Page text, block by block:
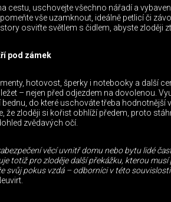
cestu, uschovejte všechno nářadí a
vše uzamknout, ideálně petlicí či
osviťte světlem s čidlem, abyste zloději
pod zámek
hotovost, šperky i notebooky a další
– nejen před odjezdem na dovolenou.
do které uschováte třeba hodnotnější
že zloději si kořist obhlíží předem, proto
zvědavých očí.
věcí uvnitř domu nebo bytu lidé
totiž pro zloděje další překážku, kterou
svůj pokus vzdá – odborníci v této